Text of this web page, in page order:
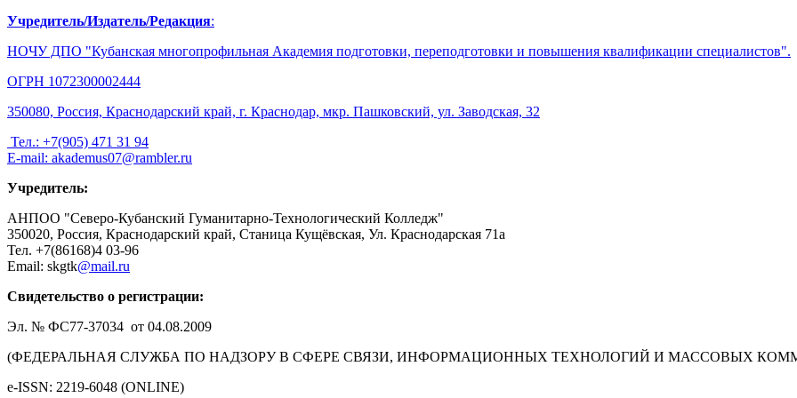
Учредитель/Издатель/Редакция:
НОЧУ ДПО "Кубанская многопрофильная Академия подготовки, переподготовки и повышения квалификации специалистов".
ОГРН 1072300002444
350080, Россия, Краснодарский край, г. Краснодар, мкр. Пашковский, ул. Заводская, 32
Тел.: +7(905) 471 31 94
E-mail: akademus07@rambler.ru
Учредитель:
АНПОО "Северо-Кубанский Гуманитарно-Технологический Колледж"
350020, Россия, Краснодарский край, Станица Кущёвская, Ул. Краснодарская 71а
Тел. +7(86168)4 03-96
Email: skgtk@mail.ru
Свидетельство о регистрации:
Эл. № ФС77-37034 от 04.08.2009
(ФЕДЕРАЛЬНАЯ СЛУЖБА ПО НАДЗОРУ В СФЕРЕ СВЯЗИ, ИНФОРМАЦИОННЫХ ТЕХНОЛОГИЙ И МАССОВЫХ
e-ISSN: 2219-6048 (ONLINE)